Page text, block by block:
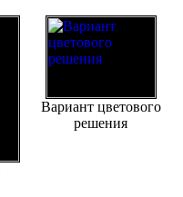
Вариант цветового
решения